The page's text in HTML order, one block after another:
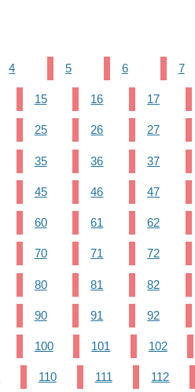
4 5 6 7
15 16 17
25 26 27
35 36 37
45 46 47
60 61 62
70 71 72
80 81 82
90 91 92
100 101 102
110 111 112